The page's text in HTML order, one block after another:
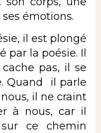
émotions.
il est plongé
par la poésie. Il
pas, il se
Quand il parle
il ne craint
à nous, car il
ce chemin